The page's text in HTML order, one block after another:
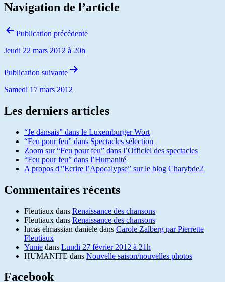
Navigation de l’article
Publication précédente
Jeudi 22 mars 2012 à 20h
Publication suivante
Samedi 17 mars 2012
Les derniers articles
“Je dansais” dans le Luxemburger Wort
“Feu pour feu” dans Spectacles sélection
Zoom sur “Feu pour feu” dans l’Officiel des spectacles
“Feu pour feu” dans l’Humanité
A propos d'”Ecrire l’Apocalypse” sur le blog Charybde2
Commentaires récents
Fleutiaux dans Renaissance des chansons
Fleutiaux dans Renaissance des chansons
lucas elmassian daniele dans Carole Zalberg par Pierrette
Fleutiaux
Yunie dans Lundi 27 février 2012 à 21h
HUMANITE dans Nouvelle saison/nouvelles photos
Facebook